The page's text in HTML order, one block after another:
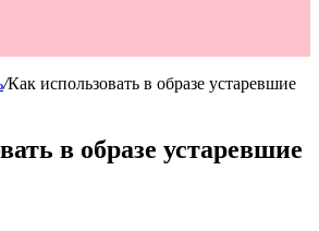
/Как использовать в образе устаревшие
в образе устаревшие